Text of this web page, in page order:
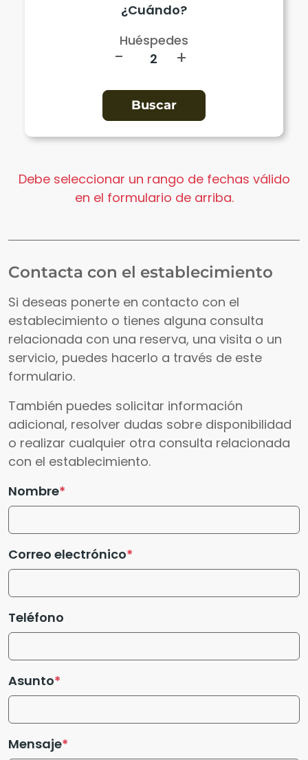
Huéspedes
- +
Debe seleccionar un rango de fechas válido
en el formulario de arriba.
Contacta con el establecimiento
Si deseas ponerte en contacto con el
establecimiento o tienes alguna consulta
relacionada con una reserva, una visita o un
servicio, puedes hacerlo a través de este
formulario.
También puedes solicitar información
adicional, resolver dudas sobre disponibilidad
o realizar cualquier otra consulta relacionada
con el establecimiento.
Nombre
Correo electrónico
Teléfono
Asunto
Mensaje